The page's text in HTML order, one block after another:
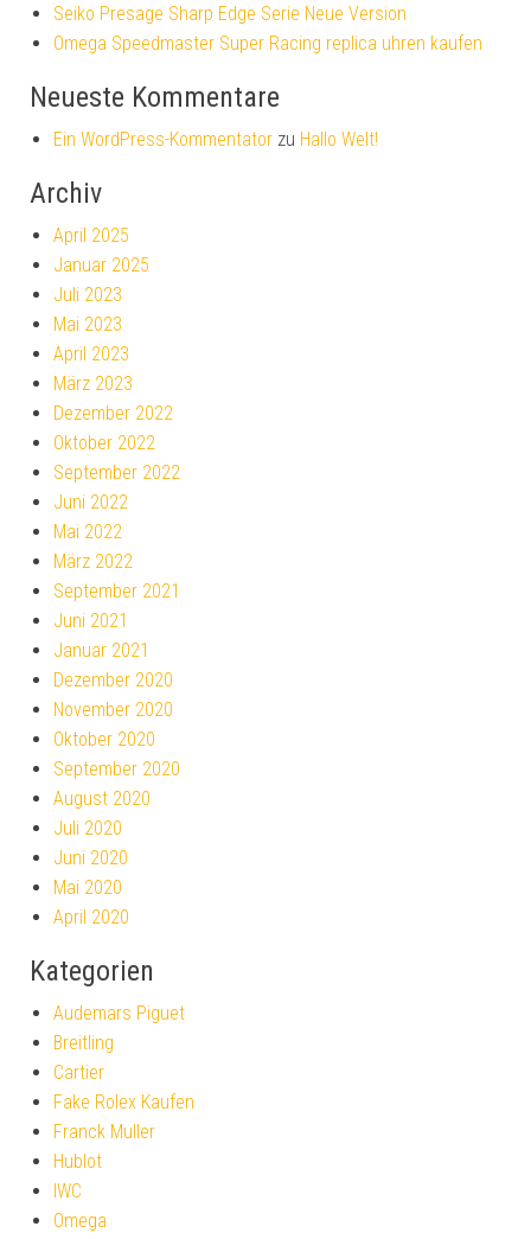
Seiko Presage Sharp Edge Serie Neue Version
Omega Speedmaster Super Racing replica uhren kaufen
Neueste Kommentare
Ein WordPress-Kommentator zu Hallo Welt!
Archiv
April 2025
Januar 2025
Juli 2023
Mai 2023
April 2023
März 2023
Dezember 2022
Oktober 2022
September 2022
Juni 2022
Mai 2022
März 2022
September 2021
Juni 2021
Januar 2021
Dezember 2020
November 2020
Oktober 2020
September 2020
August 2020
Juli 2020
Juni 2020
Mai 2020
April 2020
Kategorien
Audemars Piguet
Breitling
Cartier
Fake Rolex Kaufen
Franck Muller
Hublot
IWC
Omega